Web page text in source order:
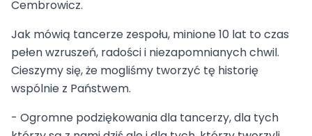
Cembrowicz.
Jak mówią tancerze zespołu, minione 10 lat to czas
pełen wzruszeń, radości i niezapomnianych chwil.
Cieszymy się, że mogliśmy tworzyć tę historię
wspólnie z Państwem.
- Ogromne podziękowania dla tancerzy, dla tych